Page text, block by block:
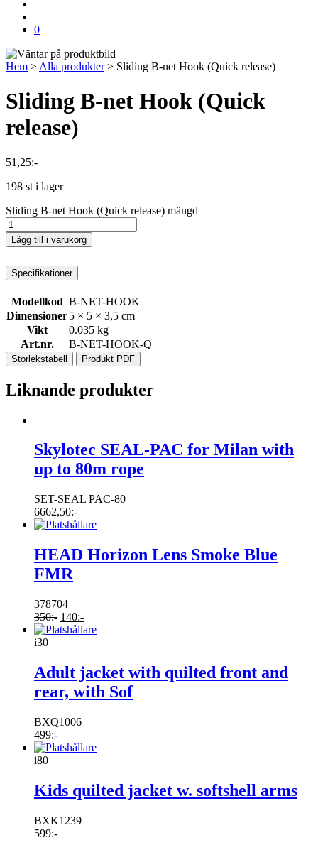
0
Hem > Alla produkter> Sliding B-net Hook (Quick release)
Sliding B-net Hook (Quick
release)
51,25:-
198 st i lager
Sliding B-net Hook (Quick release) mängd
Lägg till i varukorg
Specifikationer
Modellkod B-NET-HOOK
Dimensioner5 × 5 × 3,5 cm
Vikt
0.035 kg
Art.nr.
B-NET-HOOK-Q
Storlekstabell Produkt PDF
Liknande produkter
Skylotec SEAL-PAC for Milan with
up to 80m rope
SET-SEAL PAC-80
6662,50:-
HEAD Horizon Lens Smoke Blue
FMR
378704
350:- 140:-
i30
Adult jacket with quilted front and
rear, with Sof
BXQ1006
499:-
i80
Kids quilted jacket w. softshell arms
BXK1239
599:-